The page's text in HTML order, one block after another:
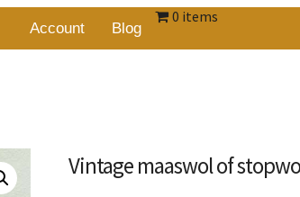
Account Blog
0 items
Vintage maaswol of